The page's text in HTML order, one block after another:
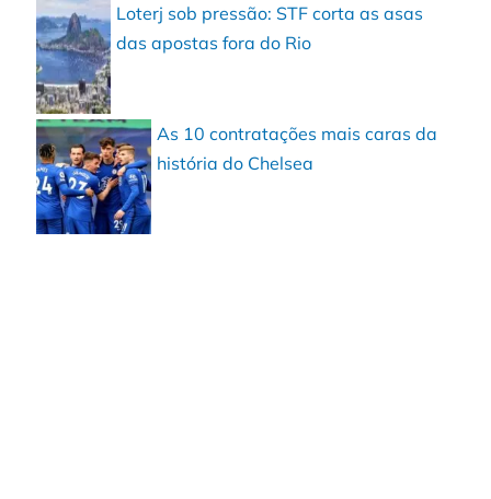
Loterj sob pressão: STF corta as asas
das apostas fora do Rio
As 10 contratações mais caras da
história do Chelsea